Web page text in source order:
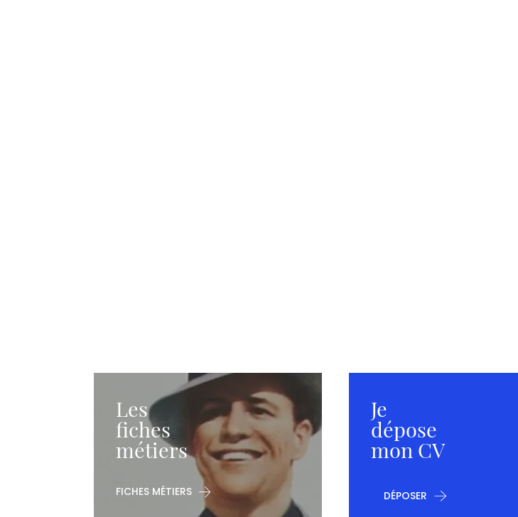
Les
fiches
métiers
FICHES MÉTIERS
Je
dépose
mon CV
DÉPOSER